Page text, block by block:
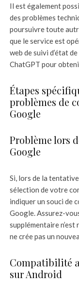
Il est également
des problèmes
poursuivre toute
que le service est
web de suivi d’état
ChatGPT pour
Étapes
problèmes de
Google
Problème lors
Google
Si, lors de la
sélection de votre
indiquer un souci de
Google. Assurez-
supplémentaire
ne crée pas un
Compatibilité
sur Android